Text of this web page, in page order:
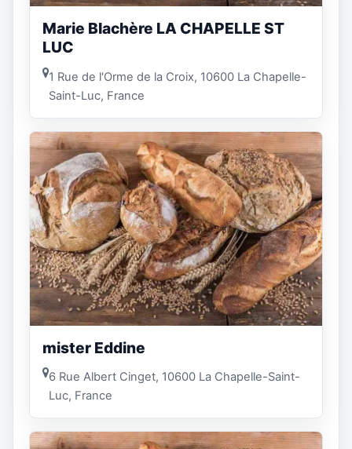
Marie Blachère LA CHAPELLE ST
LUC
1 Rue de l'Orme de la Croix, 10600 La Chapelle-
Saint-Luc, France
mister Eddine
6 Rue Albert Cinget, 10600 La Chapelle-Saint-
Luc, France